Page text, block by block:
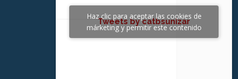
Tweets by catbsunizar
Haz clic para aceptar las cookies de
márketing y permitir este contenido